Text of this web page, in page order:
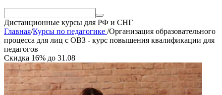
Дистанционные курсы для РФ и СНГ
Главная/Курсы по педагогике /Организация образовательного
процесса для лиц с ОВЗ - курс повышения квалификации для
педагогов
Скидка 16% до 31.08